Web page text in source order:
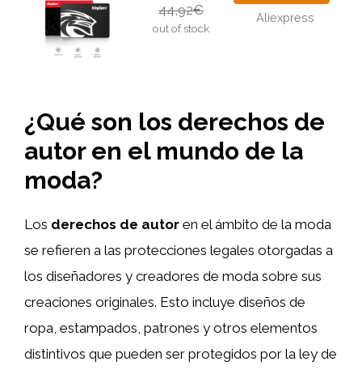
44,92€
out of stock
Aliexpress
¿Qué son los derechos de
autor en el mundo de la
moda?
Los derechos de autor en el ámbito de la moda
se refieren a las protecciones legales otorgadas a
los diseñadores y creadores de moda sobre sus
creaciones originales. Esto incluye diseños de
ropa, estampados, patrones y otros elementos
distintivos que pueden ser protegidos por la ley de